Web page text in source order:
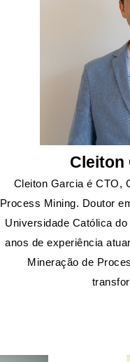
Cleiton
Cleiton Garcia é CTO,
Process Mining. Doutor
Universidade Católica
anos de experiência
Mineração de